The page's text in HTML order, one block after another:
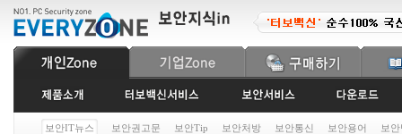
보안IT뉴스 보안권고문 보안Tip 보안처방 보안통신 보안용어 보